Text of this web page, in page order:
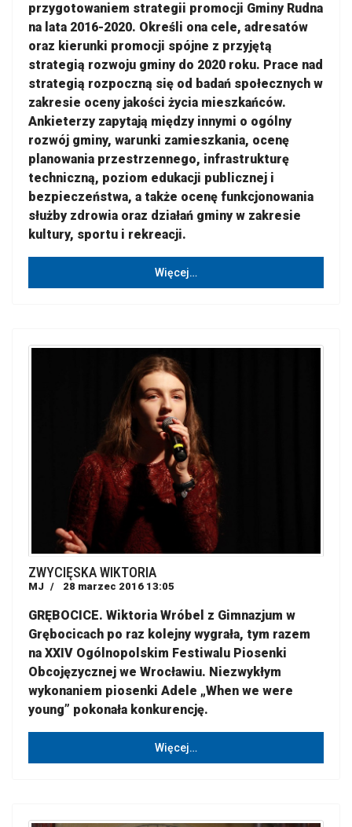
przygotowaniem strategii promocji Gminy Rudna
na lata 2016-2020. Określi ona cele, adresatów
oraz kierunki promocji spójne z przyjętą
strategią rozwoju gminy do 2020 roku. Prace nad
strategią rozpoczną się od badań społecznych w
zakresie oceny jakości życia mieszkańców.
Ankieterzy zapytają między innymi o ogólny
rozwój gminy, warunki zamieszkania, ocenę
planowania przestrzennego, infrastrukturę
techniczną, poziom edukacji publicznej i
bezpieczeństwa, a także ocenę funkcjonowania
służby zdrowia oraz działań gminy w zakresie
kultury, sportu i rekreacji.
Więcej…
ZWYCIĘSKA WIKTORIA
MJ 28 marzec 2016 13:05
GRĘBOCICE. Wiktoria Wróbel z Gimnazjum w
Grębocicach po raz kolejny wygrała, tym razem
na XXIV Ogólnopolskim Festiwalu Piosenki
Obcojęzycznej we Wrocławiu. Niezwykłym
wykonaniem piosenki Adele „When we were
young” pokonała konkurencję.
Więcej…